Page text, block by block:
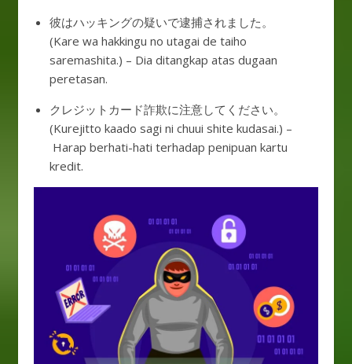
彼はハッキングの疑いで逮捕されました。
(Kare wa hakkingu no utagai de taiho
saremashita.) – Dia ditangkap atas dugaan
peretasan.
クレジットカード詐欺に注意してください。
(Kurejitto kaado sagi ni chuui shite kudasai.) –
Harap berhati-hati terhadap penipuan kartu
kredit.